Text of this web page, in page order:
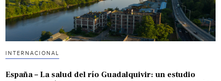
INTERNACIONAL
España – La salud del río Guadalquivir: un estudio